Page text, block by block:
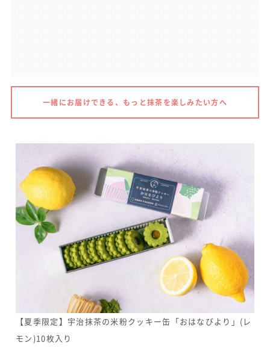
一緒にお届けできる、もっと抹茶を楽しみたい方へ
【夏季限定】宇治抹茶の米粉クッキー缶「おはなびより」(レ
モン)10枚入り